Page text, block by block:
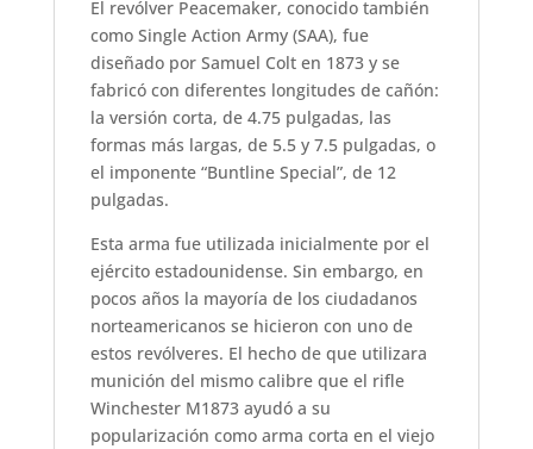
El revólver Peacemaker, conocido también
como Single Action Army (SAA), fue
diseñado por Samuel Colt en 1873 y se
fabricó con diferentes longitudes de cañón:
la versión corta, de 4.75 pulgadas, las
formas más largas, de 5.5 y 7.5 pulgadas, o
el imponente “Buntline Special”, de 12
pulgadas.
Esta arma fue utilizada inicialmente por el
ejército estadounidense. Sin embargo, en
pocos años la mayoría de los ciudadanos
norteamericanos se hicieron con uno de
estos revólveres. El hecho de que utilizara
munición del mismo calibre que el rifle
Winchester M1873 ayudó a su
popularización como arma corta en el viejo